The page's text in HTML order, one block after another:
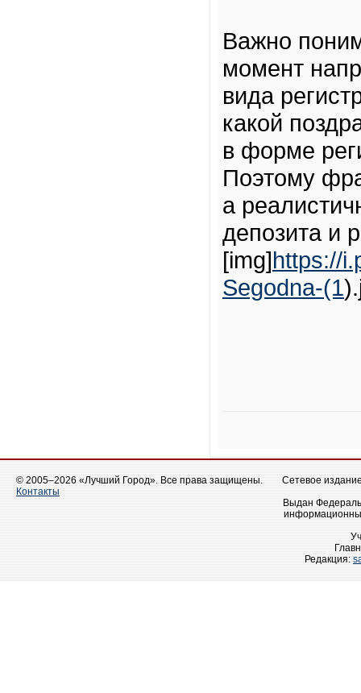
Важно
момент
вида
какой
в форме
Поэтому
а
депозита и
[img]https://
Segodna-(1
© 2005–2026 «Лучший Город». Все права защищены.
Контакты
Сетевое
Выдан
Редакция: